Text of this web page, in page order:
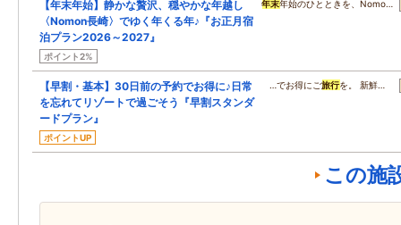
【年末年始】静かな贅沢、穏やかな年越し
〈Nomon長崎〉でゆく年くる年♪『お正月宿
泊プラン2026～2027』
ポイント2%
年末年始のひとときを、Nomo…
【早割・基本】30日前の予約でお得に♪日常
を忘れてリゾートで過ごそう『早割スタンダ
ードプラン』
ポイントUP
…でお得にご旅行を。 新鮮…
この施